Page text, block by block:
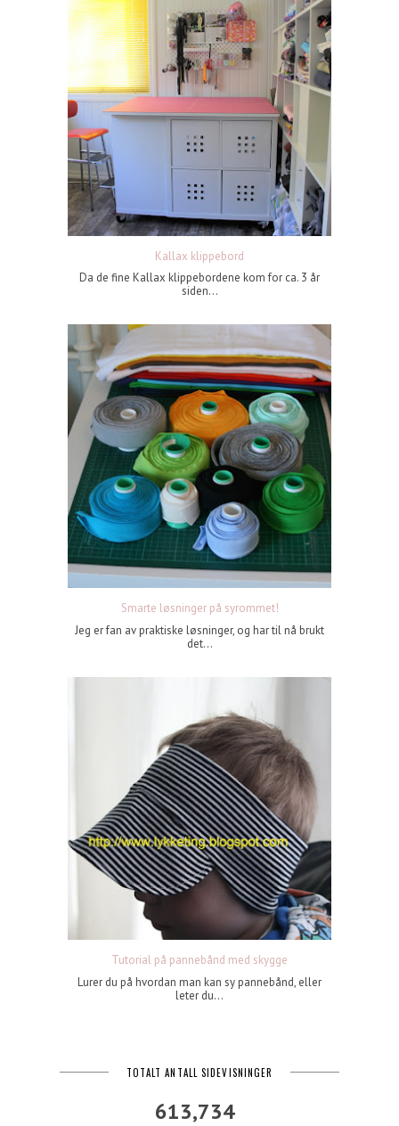
Kallax klippebord
Da de fine Kallax klippebordene kom for ca. 3 år
siden...
Smarte løsninger på syrommet!
Jeg er fan av praktiske løsninger, og har til nå brukt
det...
Tutorial på pannebånd med skygge
Lurer du på hvordan man kan sy pannebånd, eller
leter du...
TOTALT ANTALL SIDEVISNINGER
613,734